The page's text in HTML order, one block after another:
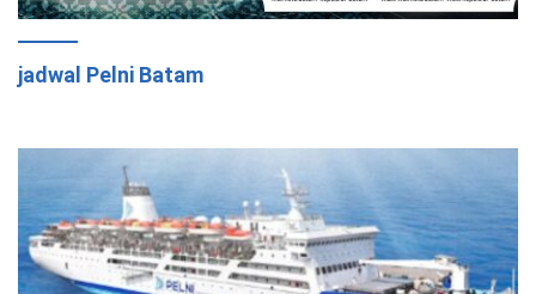
jadwal Pelni Batam